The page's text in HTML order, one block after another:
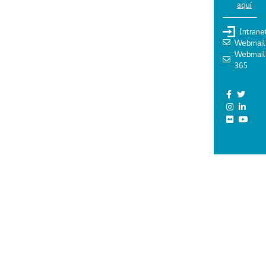
aquí
Webmail
Webmail
365